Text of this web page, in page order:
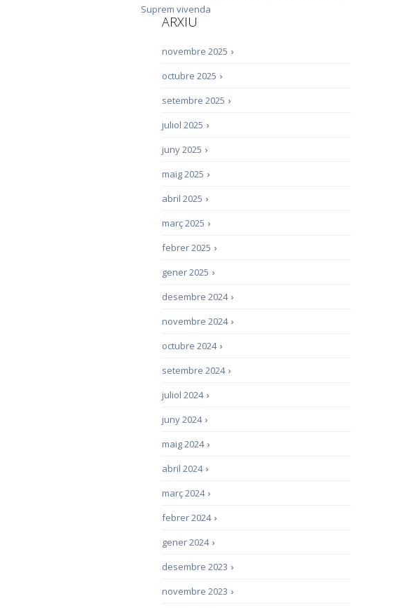
Suprem vivenda
ARXIU
›
novembre 2025
›
octubre 2025
›
setembre 2025
›
juliol 2025
›
juny 2025
›
maig 2025
›
abril 2025
›
març 2025
›
febrer 2025
›
gener 2025
›
desembre 2024
›
novembre 2024
›
octubre 2024
›
setembre 2024
›
juliol 2024
›
juny 2024
›
maig 2024
›
abril 2024
›
març 2024
›
febrer 2024
›
gener 2024
›
desembre 2023
›
novembre 2023